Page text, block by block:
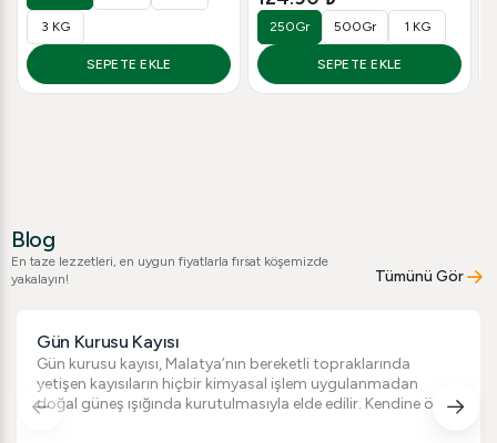
3 KG
SEPETE EKLE
250Gr 500Gr 1 KG
SEPETE EKLE
Blog
En taze lezzetleri, en uygun fiyatlarla fırsat köşemizde
yakalayın!
Tümünü Gör
Gün Kurusu Kayısı
Gün kurusu kayısı, Malatya’nın bereketli topraklarında
yetişen kayısıların hiçbir kimyasal işlem uygulanmadan
doğal güneş ışığında kurutulmasıyla elde edilir. Kendine özgü